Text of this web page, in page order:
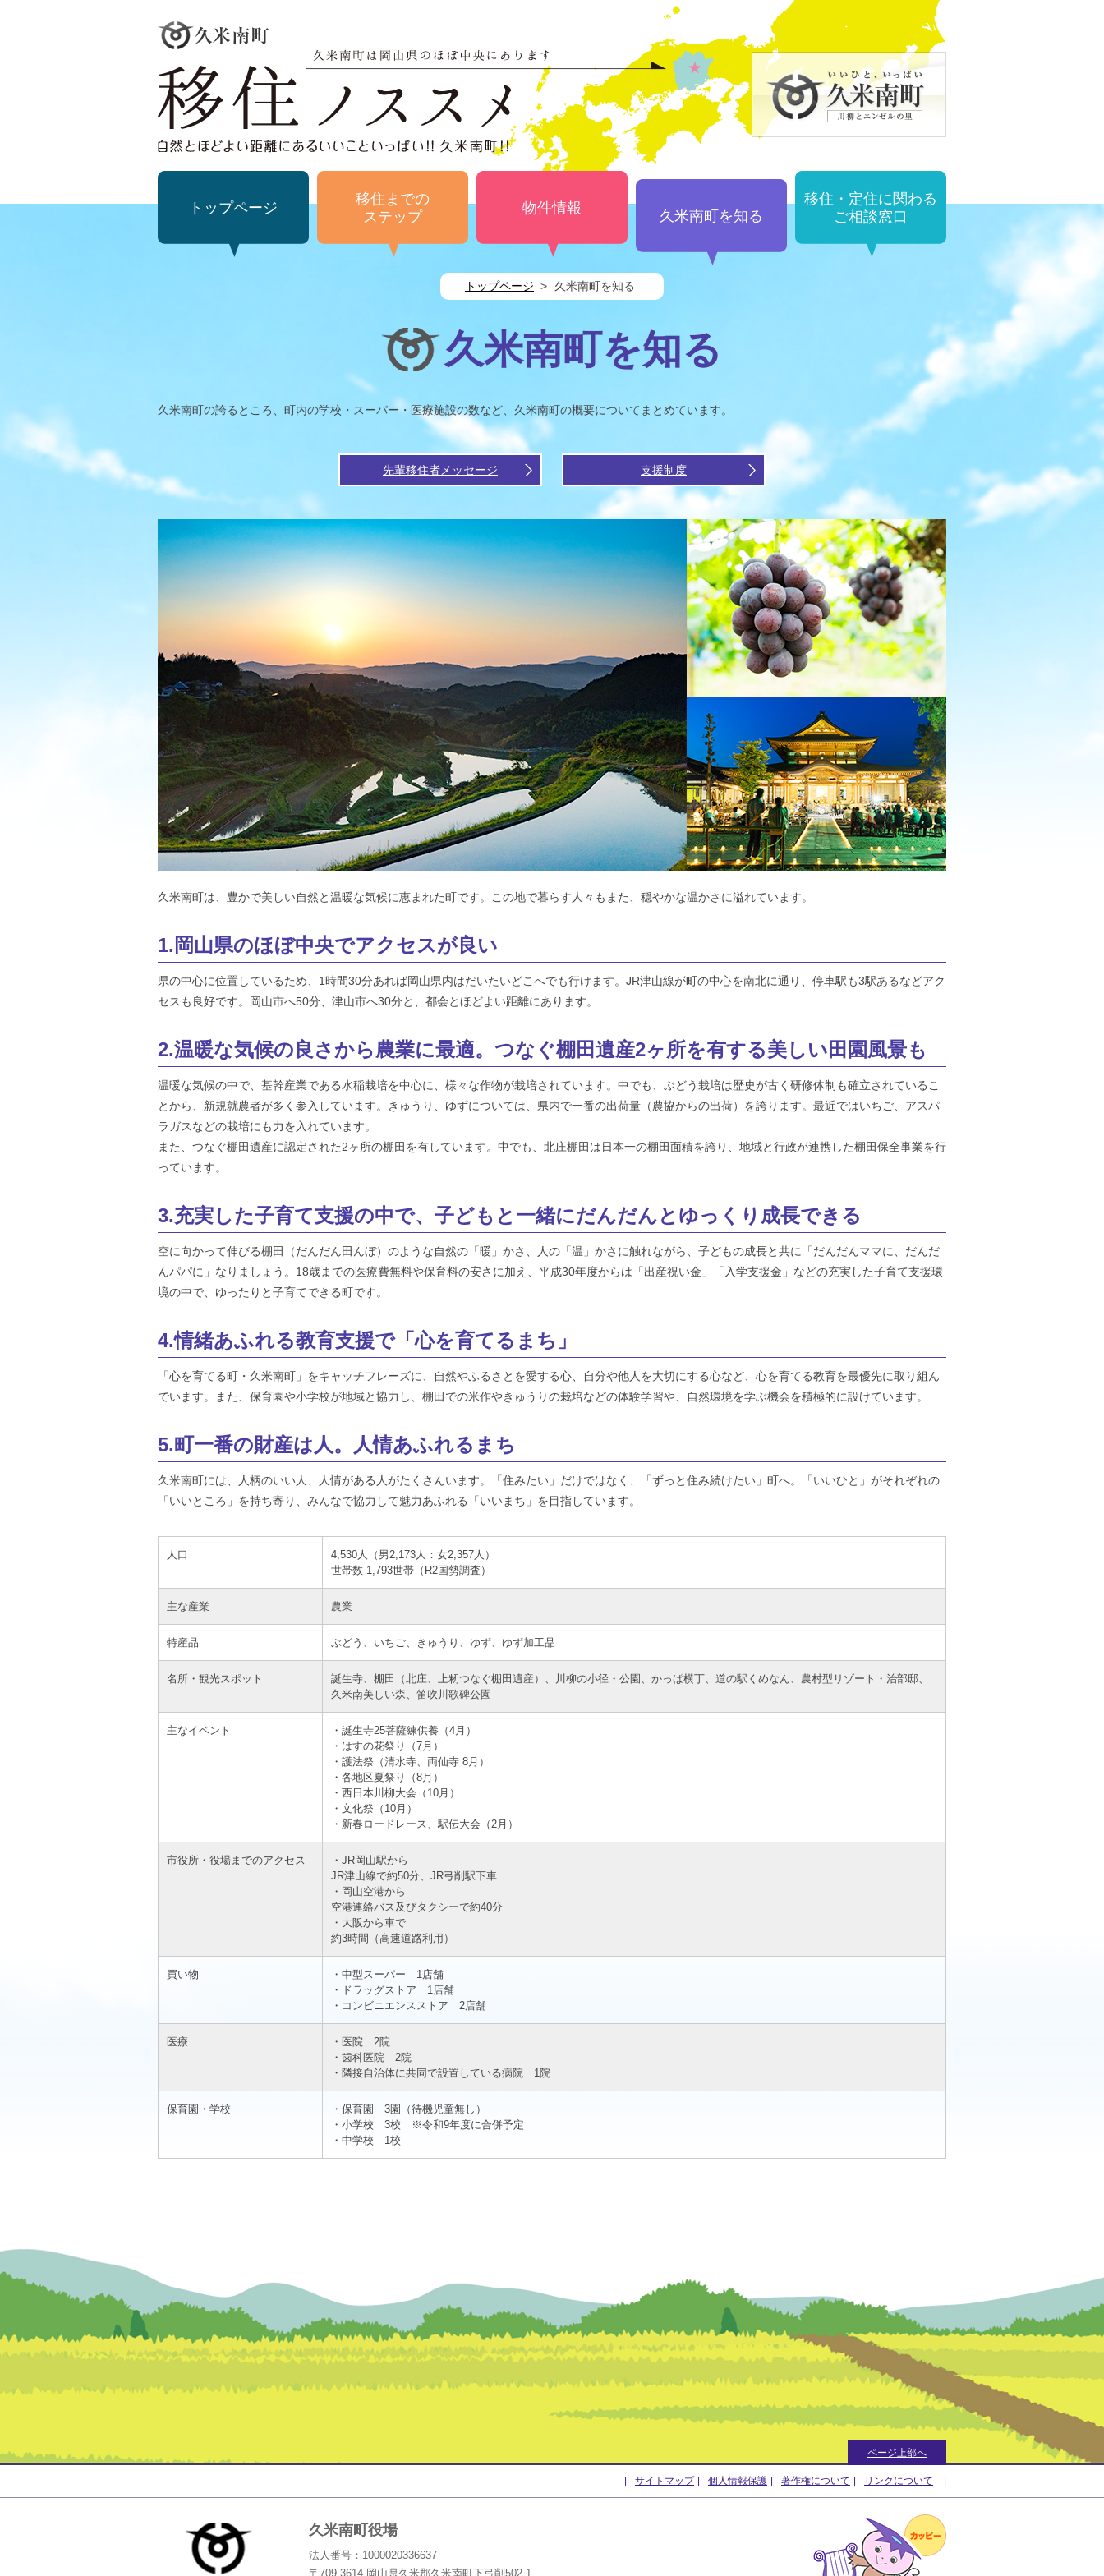
久米南町 移住ノススメ
自然とほどよい距離にあるいいこといっぱい!! 久米南町!!
トップページ
移住までの
ステップ
物件情報 久米南町を知る
移住・定住に関わる
ご相談窓口
トップページ 久米南町を知る
久米南町を知る
久米南町の誇るところ、町内の学校・スーパー・医療施設の数など、久米南町の概要についてまとめています。
先輩移住者メッセージ 支援制度
久米南町は、豊かで美しい自然と温暖な気候に恵まれた町です。この地で暮らす人々もまた、穏やかな温かさに溢れています。
1.岡山県のほぼ中央でアクセスが良い
県の中心に位置しているため、1時間30分あれば岡山県内はだいたいどこへでも行けます。JR津山線が町の中心を南北に通り、停車駅も3駅あるなどアク
セスも良好です。岡山市へ50分、津山市へ30分と、都会とほどよい距離にあります。
2.温暖な気候の良さから農業に最適。つなぐ棚田遺産2ヶ所を有する美しい田園風景も
温暖な気候の中で、基幹産業である水稲栽培を中心に、様々な作物が栽培されています。中でも、ぶどう栽培は歴史が古く研修体制も確立されているこ
とから、新規就農者が多く参入しています。きゅうり、ゆずについては、県内で一番の出荷量（農協からの出荷）を誇ります。最近ではいちご、アスパ
ラガスなどの栽培にも力を入れています。
また、つなぐ棚田遺産に認定された2ヶ所の棚田を有しています。中でも、北庄棚田は日本一の棚田面積を誇り、地域と行政が連携した棚田保全事業を行
っています。
3.充実した子育て支援の中で、子どもと一緒にだんだんとゆっくり成長できる
空に向かって伸びる棚田（だんだん田んぼ）のような自然の「暖」かさ、人の「温」かさに触れながら、子どもの成長と共に「だんだんママに、だんだ
んパパに」なりましょう。18歳までの医療費無料や保育料の安さに加え、平成30年度からは「出産祝い金」「入学支援金」などの充実した子育て支援環
境の中で、ゆったりと子育てできる町です。
4.情緒あふれる教育支援で「心を育てるまち」
「心を育てる町・久米南町」をキャッチフレーズに、自然やふるさとを愛する心、自分や他人を大切にする心など、心を育てる教育を最優先に取り組ん
でいます。また、保育園や小学校が地域と協力し、棚田での米作やきゅうりの栽培などの体験学習や、自然環境を学ぶ機会を積極的に設けています。
5.町一番の財産は人。人情あふれるまち
久米南町には、人柄のいい人、人情がある人がたくさんいます。「住みたい」だけではなく、「ずっと住み続けたい」町へ。「いいひと」がそれぞれの
「いいところ」を持ち寄り、みんなで協力して魅力あふれる「いいまち」を目指しています。
人口
4,530人（男2,173人：女2,357人）
世帯数 1,793世帯（R2国勢調査）
主な産業 農業
特産品 ぶどう、いちご、きゅうり、ゆず、ゆず加工品
名所・観光スポット
誕生寺、棚田（北庄、上籾つなぐ棚田遺産）、川柳の小径・公園、かっぱ横丁、道の駅くめなん、農村型リゾート・治部邸、
久米南美しい森、笛吹川歌碑公園
主なイベント
・誕生寺25菩薩練供養（4月）
・はすの花祭り（7月）
・護法祭（清水寺、両仙寺 8月）
・各地区夏祭り（8月）
・西日本川柳大会（10月）
・文化祭（10月）
・新春ロードレース、駅伝大会（2月）
市役所・役場までのアクセス
・JR岡山駅から
JR津山線で約50分、JR弓削駅下車
・岡山空港から
空港連絡バス及びタクシーで約40分
・大阪から車で
約3時間（高速道路利用）
買い物
・中型スーパー 1店舗
・ドラッグストア 1店舗
・コンビニエンスストア 2店舗
医療
・医院 2院
・歯科医院 2院
・隣接自治体に共同で設置している病院 1院
保育園・学校
・保育園 3園（待機児童無し）
・小学校 3校 ※令和9年度に合併予定
・中学校 1校
ページ上部へ
サイトマップ 個人情報保護 著作権について リンクについて
いいひと いっぱい 久米南町（くめなんちょう）
久米南町役場
法人番号：1000020336637
〒709-3614 岡山県久米郡久米南町下弓削502-1